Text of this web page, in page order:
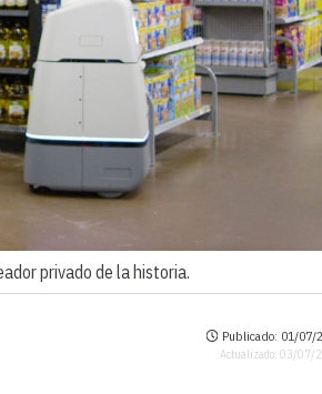
privado de la historia.
Publicado: 01/07/
Actualizado: 03/07/